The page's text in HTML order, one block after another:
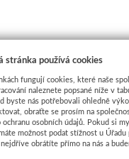
stránka používá cookies
fungují cookies, které naše
naleznete popsané níže v
byste nás potřebovali ohledně
obraťte se prosím na
ochranu osobních údajů. Pokud si
možnost podat stížnost u
obrátíte přímo na nás a